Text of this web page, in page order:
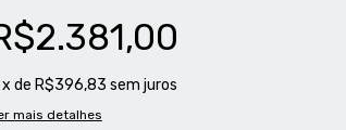
x de R$396,83 sem juros
mais detalhes